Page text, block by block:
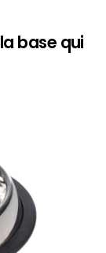
base qui